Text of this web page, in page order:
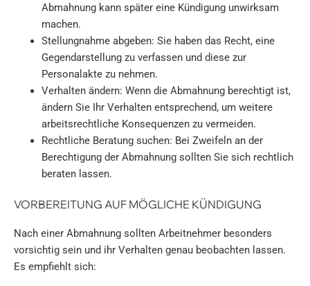
Abmahnung kann später eine Kündigung unwirksam
machen.
Stellungnahme abgeben: Sie haben das Recht, eine
Gegendarstellung zu verfassen und diese zur
Personalakte zu nehmen.
Verhalten ändern: Wenn die Abmahnung berechtigt ist,
ändern Sie Ihr Verhalten entsprechend, um weitere
arbeitsrechtliche Konsequenzen zu vermeiden.
Rechtliche Beratung suchen: Bei Zweifeln an der
Berechtigung der Abmahnung sollten Sie sich rechtlich
beraten lassen.
VORBEREITUNG AUF MÖGLICHE KÜNDIGUNG
Nach einer Abmahnung sollten Arbeitnehmer besonders
vorsichtig sein und ihr Verhalten genau beobachten lassen.
Es empfiehlt sich: